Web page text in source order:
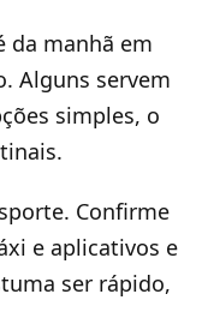
da manhã em
Alguns servem
simples, o
Confirme
e aplicativos e
ser rápido,